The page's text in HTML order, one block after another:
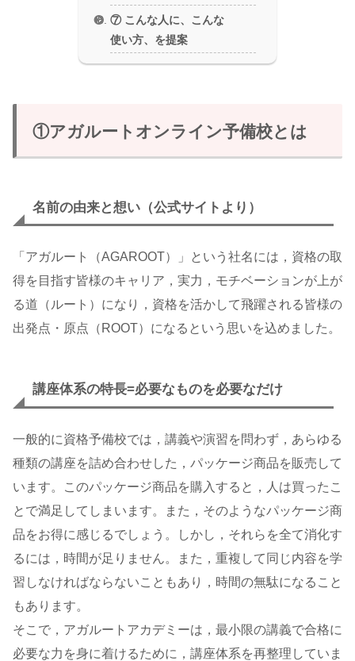
⑦ こんな人に、こんな
使い方、を提案
①アガルートオンライン予備校とは
名前の由来と想い （公式サイトより）
「アガルート（AGAROOT）」という社名には，資格の取
得を目指す皆様のキャリア，実力，モチベーションが上が
る道（ルート）になり，資格を活かして飛躍される皆様の
出発点・原点（ROOT）になるという思いを込めました。
講座体系の特長=必要なものを必要なだけ
一般的に資格予備校では，講義や演習を問わず，あらゆる
種類の講座を詰め合わせした，パッケージ商品を販売して
います。このパッケージ商品を購入すると，人は買ったこ
とで満足してしまいます。また，そのようなパッケージ商
品をお得に感じるでしょう。しかし，それらを全て消化す
るには，時間が足りません。また，重複して同じ内容を学
習しなければならないこともあり，時間の無駄になること
もあります。
そこで，アガルートアカデミーは，最小限の講義で合格に
必要な力を身に着けるために，講座体系を再整理していま